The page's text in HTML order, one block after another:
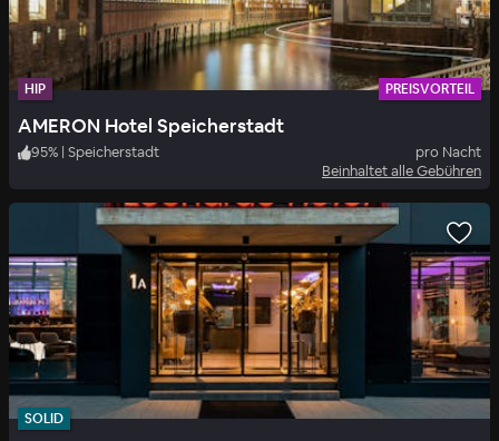
HIP PREISVORTEIL
AMERON Hotel Speicherstadt
95% | Speicherstadt
pro Nacht
Beinhaltet alle Gebühren
SOLID